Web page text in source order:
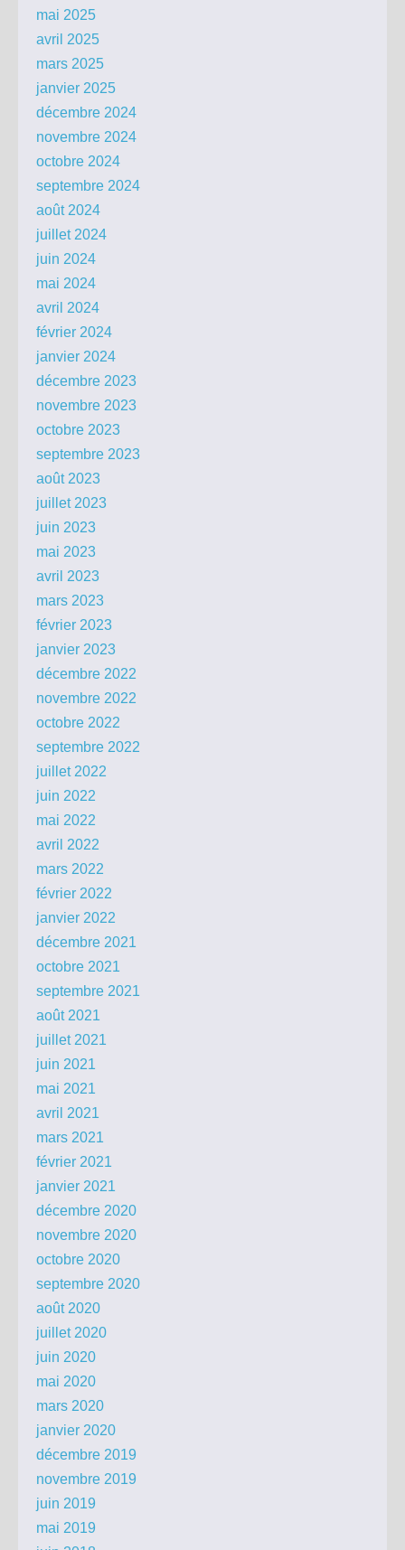
mai 2025
avril 2025
mars 2025
janvier 2025
décembre 2024
novembre 2024
octobre 2024
septembre 2024
août 2024
juillet 2024
juin 2024
mai 2024
avril 2024
février 2024
janvier 2024
décembre 2023
novembre 2023
octobre 2023
septembre 2023
août 2023
juillet 2023
juin 2023
mai 2023
avril 2023
mars 2023
février 2023
janvier 2023
décembre 2022
novembre 2022
octobre 2022
septembre 2022
juillet 2022
juin 2022
mai 2022
avril 2022
mars 2022
février 2022
janvier 2022
décembre 2021
octobre 2021
septembre 2021
août 2021
juillet 2021
juin 2021
mai 2021
avril 2021
mars 2021
février 2021
janvier 2021
décembre 2020
novembre 2020
octobre 2020
septembre 2020
août 2020
juillet 2020
juin 2020
mai 2020
mars 2020
janvier 2020
décembre 2019
novembre 2019
juin 2019
mai 2019